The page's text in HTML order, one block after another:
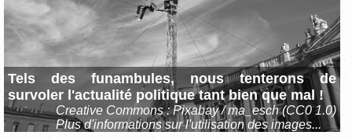
Tels des funambules, nous tenterons de
survoler l'actualité politique tant bien que mal !
Creative Commons :Pixabay / ma_esch (CC0 1.0)
Plus d'informations sur l'utilisation des images...